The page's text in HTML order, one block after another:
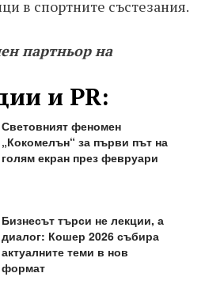
в спортните състезания.
партньор на
и PR:
Световният феномен
„Кокомелън“ за първи път на
голям екран през февруари
Бизнесът търси не лекции, а
диалог: Кошер 2026 събира
актуалните теми в нов
формат